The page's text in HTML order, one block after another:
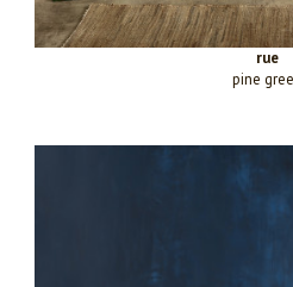
rue
pine